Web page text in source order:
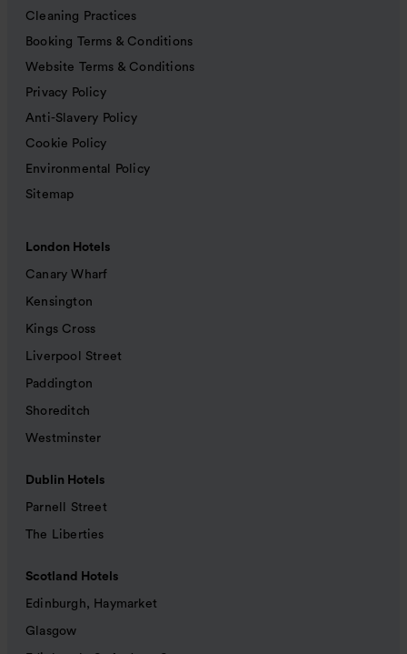
Cleaning Practices
Booking Terms & Conditions
Website Terms & Conditions
Privacy Policy
Anti-Slavery Policy
Cookie Policy
Environmental Policy
Sitemap
London Hotels
Canary Wharf
Kensington
Kings Cross
Liverpool Street
Paddington
Shoreditch
Westminster
Dublin Hotels
Parnell Street
The Liberties
Scotland Hotels
Edinburgh, Haymarket
Glasgow